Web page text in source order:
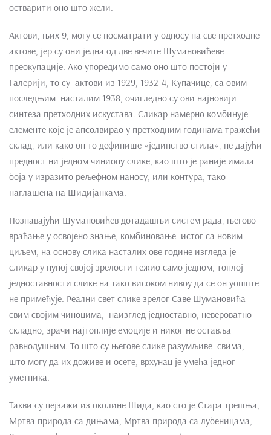
остварити оно што жели.
Актови, њих 9, могу се посматрати у односу на све претходне
актове, јер су они једна од две вечите Шумановићеве
преокупације. Ако упоредимо само оно што постоји у
Галерији, то су актови из 1929, 1932-4, Купачице, са овим
последњим насталим 1938, очигледно су ови најновији
синтеза претходних искустава. Сликар намерно комбинује
елементе које је апсолвирао у претходним годинама тражећи
склад, или како он то дефинише «јединство стила», не дајући
предност ни једном чиниоцу слике, као што је раније имала
боја у изразито рељефном наносу, или контура, тако
наглашена на Шидијанкама.
Познавајући Шумановићев дотадашњи систем рада, његово
враћање у освојено знање, комбиновање истог са новим
циљем, на основу слика насталих ове године изгледа је
сликар у пуној својој зрелости тежио само једном, топлој
једноставности слике на тако високом нивоу да се он уопште
не примећује. Реални свет слике зрелог Саве Шумановића
свим својим чиноцима, наизглед једноставно, невероватно
складно, зрачи најтоплије емоције и никог не оставља
равнодушним. То што су његове слике разумљиве свима,
што могу да их доживе и осете, врхунац је умећа једног
уметника.
Такви су пејзажи из околине Шида, као сто је Стара трешња,
Мртва природа са дињама, Мртва природа са лубеницама,